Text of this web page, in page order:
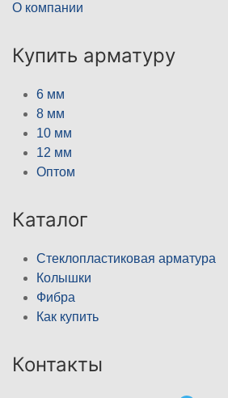
О компании
Купить арматуру
6 мм
8 мм
10 мм
12 мм
Оптом
Каталог
Стеклопластиковая арматура
Колышки
Фибра
Как купить
Контакты